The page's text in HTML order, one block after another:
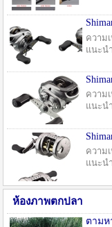
ความ
แนะน
ความ
แนะน
ความ
แนะน
ห้องภาพตกปลา
ตามห